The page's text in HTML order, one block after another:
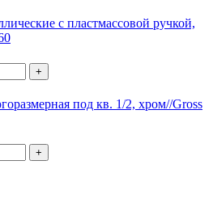
с пластмассовой ручкой,
+
под кв. 1/2, хром//Gross
+